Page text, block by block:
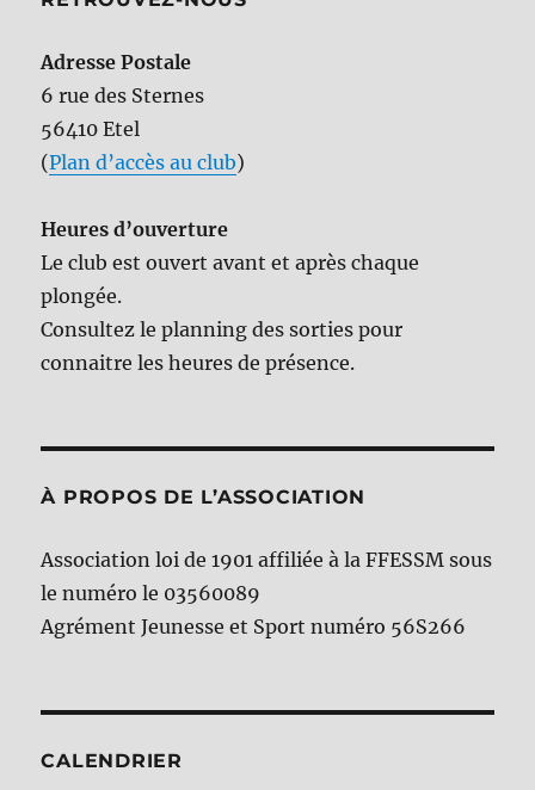
Adresse Postale
6 rue des Sternes
56410 Etel
(Plan d’accès au club)
Heures d’ouverture
Le club est ouvert avant et après chaque
plongée.
Consultez le planning des sorties pour
connaitre les heures de présence.
À PROPOS DE L’ASSOCIATION
Association loi de 1901 affiliée à la FFESSM sous
le numéro le 03560089
Agrément Jeunesse et Sport numéro 56S266
CALENDRIER